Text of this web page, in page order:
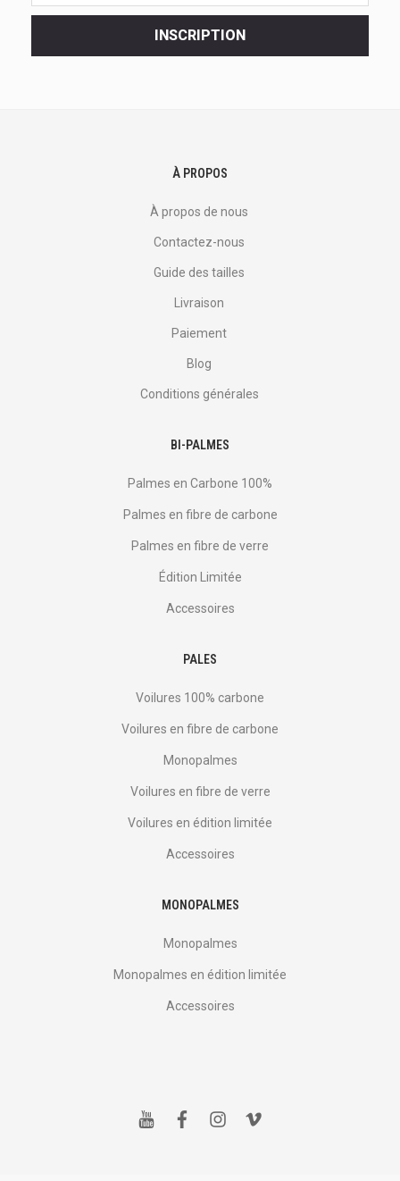
dernières
INSCRIPTION
À PROPOS
À propos de nous
Contactez-nous
Guide des tailles
Livraison
Paiement
Blog
Conditions générales
BI-PALMES
Palmes en Carbone 100%
Palmes en fibre de carbone
Palmes en fibre de verre
Édition Limitée
Accessoires
PALES
Voilures 100% carbone
Voilures en fibre de carbone
Monopalmes
Voilures en fibre de verre
Voilures en édition limitée
Accessoires
MONOPALMES
Monopalmes
Monopalmes en édition limitée
Accessoires
y f i v